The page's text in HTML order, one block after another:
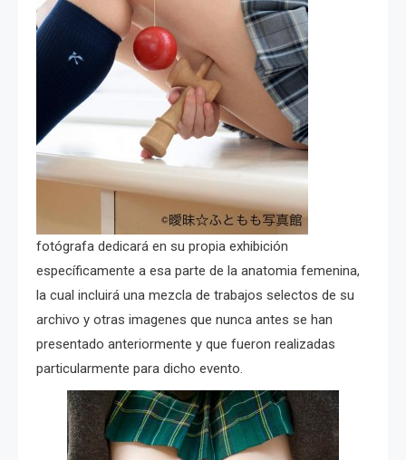
fotógrafa dedicará en su propia exhibición
específicamente a esa parte de la anatomia femenina,
la cual incluirá una mezcla de trabajos selectos de su
archivo y otras imagenes que nunca antes se han
presentado anteriormente y que fueron realizadas
particularmente para dicho evento.